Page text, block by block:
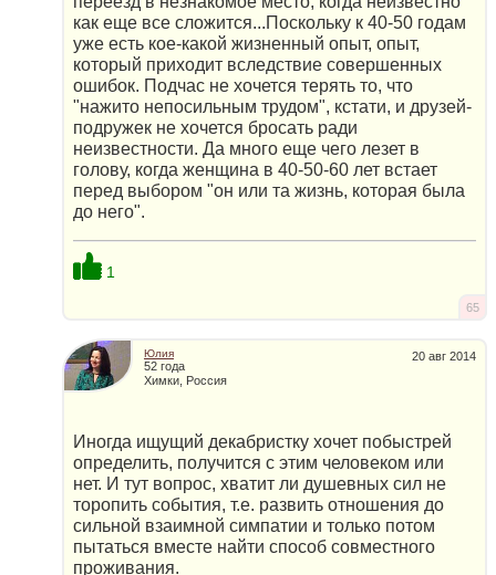
как еще все сложится...Поскольку к 40-50 годам
уже есть кое-какой жизненный опыт, опыт,
который приходит вследствие совершенных
ошибок. Подчас не хочется терять то, что
"нажито непосильным трудом", кстати, и друзей-
подружек не хочется бросать ради
неизвестности. Да много еще чего лезет в
голову, когда женщина в 40-50-60 лет встает
перед выбором "он или та жизнь, которая была
до него".
1
65
20 авг 2014
Юлия
52 года
Химки, Россия
Иногда ищущий декабристку хочет побыстрей
определить, получится с этим человеком или
нет. И тут вопрос, хватит ли душевных сил не
торопить события, т.е. развить отношения до
сильной взаимной симпатии и только потом
пытаться вместе найти способ совместного
проживания.